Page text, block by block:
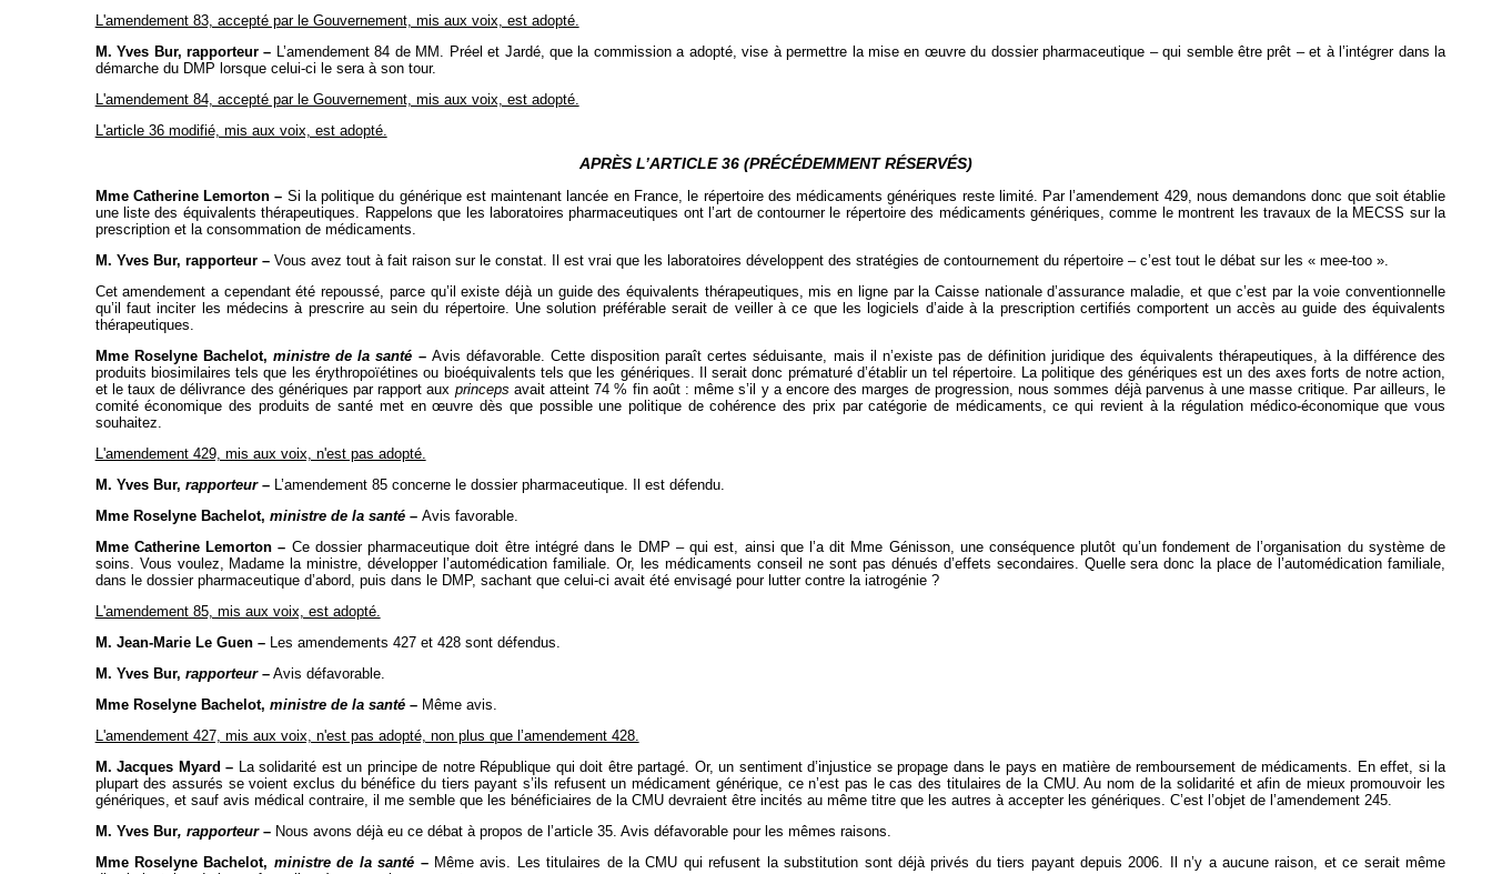
L'amendement 83, accepté par le Gouvernement, mis aux voix, est adopté.
M. Yves Bur, rapporteur – L’amendement 84 de MM. Préel et Jardé, que la commission a adopté, vise à permettre la mise en œuvre du dossier pharmaceutique – qui semble être prêt – et à l’intégrer dans la
démarche du DMP lorsque celui-ci le sera à son tour.
L'amendement 84, accepté par le Gouvernement, mis aux voix, est adopté.
L'article 36 modifié, mis aux voix, est adopté.
APRÈS L’ARTICLE 36 (PRÉCÉDEMMENT RÉSERVÉS)
Mme Catherine Lemorton – Si la politique du générique est maintenant lancée en France, le répertoire des médicaments génériques reste limité. Par l’amendement 429, nous demandons donc que soit établie
une liste des équivalents thérapeutiques. Rappelons que les laboratoires pharmaceutiques ont l’art de contourner le répertoire des médicaments génériques, comme le montrent les travaux de la MECSS sur la
prescription et la consommation de médicaments.
M. Yves Bur, rapporteur –Vous avez tout à fait raison sur le constat. Il est vrai que les laboratoires développent des stratégies de contournement du répertoire – c’est tout le débat sur les « mee-too ».
Cet amendement a cependant été repoussé, parce qu’il existe déjà un guide des équivalents thérapeutiques, mis en ligne par la Caisse nationale d’assurance maladie, et que c’est par la voie conventionnelle
qu’il faut inciter les médecins à prescrire au sein du répertoire. Une solution préférable serait de veiller à ce que les logiciels d’aide à la prescription certifiés comportent un accès au guide des équivalents
thérapeutiques.
Mme Roselyne Bachelot, ministre de la santé – Avis défavorable. Cette disposition paraît certes séduisante, mais il n’existe pas de définition juridique des équivalents thérapeutiques, à la différence des
produits biosimilaires tels que les érythropoïétines ou bioéquivalents tels que les génériques. Il serait donc prématuré d’établir un tel répertoire. La politique des génériques est un des axes forts de notre action,
et le taux de délivrance des génériques par rapport aux princeps avait atteint 74 % fin août : même s’il y a encore des marges de progression, nous sommes déjà parvenus à une masse critique. Par ailleurs, le
comité économique des produits de santé met en œuvre dès que possible une politique de cohérence des prix par catégorie de médicaments, ce qui revient à la régulation médico-économique que vous
souhaitez.
L'amendement 429, mis aux voix, n'est pas adopté.
M. Yves Bur, rapporteur–L’amendement 85 concerne le dossier pharmaceutique. Il est défendu.
Mme Roselyne Bachelot, ministre de la santé – Avis favorable.
Mme Catherine Lemorton – Ce dossier pharmaceutique doit être intégré dans le DMP – qui est, ainsi que l’a dit Mme Génisson, une conséquence plutôt qu’un fondement de l’organisation du système de
soins. Vous voulez, Madame la ministre, développer l’automédication familiale. Or, les médicaments conseil ne sont pas dénués d’effets secondaires. Quelle sera donc la place de l’automédication familiale,
dans le dossier pharmaceutique d’abord, puis dans le DMP, sachant que celui-ci avait été envisagé pour lutter contre la iatrogénie ?
L'amendement 85, mis aux voix, est adopté.
M. Jean-Marie Le Guen –Les amendements 427 et 428 sont défendus.
M. Yves Bur, rapporteur–Avis défavorable.
Mme Roselyne Bachelot, ministre de la santé – Même avis.
L'amendement 427, mis aux voix, n'est pas adopté, non plus que l’amendement 428.
M. Jacques Myard – La solidarité est un principe de notre République qui doit être partagé. Or, un sentiment d’injustice se propage dans le pays en matière de remboursement de médicaments. En effet, si la
plupart des assurés se voient exclus du bénéfice du tiers payant s’ils refusent un médicament générique, ce n’est pas le cas des titulaires de la CMU. Au nom de la solidarité et afin de mieux promouvoir les
génériques, et sauf avis médical contraire, il me semble que les bénéficiaires de la CMU devraient être incités au même titre que les autres à accepter les génériques. C’est l’objet de l’amendement 245.
M. Yves Bur, rapporteur–Nous avons déjà eu ce débat à propos de l’article 35. Avis défavorable pour les mêmes raisons.
Mme Roselyne Bachelot, ministre de la santé –Même avis. Les titulaires de la CMU qui refusent la substitution sont déjà privés du tiers payant depuis 2006. Il n’y a aucune raison, et ce serait même